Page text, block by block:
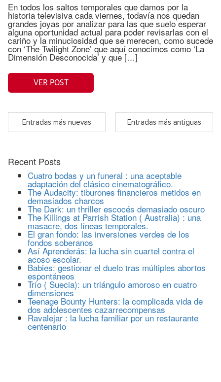
En todos los saltos temporales que damos por la
historia televisiva cada viernes, todavía nos quedan
grandes joyas por analizar para las que suelo esperar
alguna oportunidad actual para poder revisarlas con el
cariño y la minuciosidad que se merecen, como sucede
con ‘The Twilight Zone’ que aquí conocimos como ‘La
Dimensión Desconocida’ y que […]
VER POST
Entradas más nuevas Entradas más antiguas
Recent Posts
Cuatro bodas y un funeral : una aceptable
adaptación del clásico cinematográfico.
The Audacity: tiburones financieros metidos en
demasiados charcos
The Dark: un thriller escocés demasiado oscuro
The Killings at Parrish Station ( Australia) : una
masacre, dos líneas temporales.
El gran fondo: las inversiones verdes de los
fondos soberanos
Así Aprenderás: la lucha sin cuartel contra el
acoso escolar.
Babies: gestionar el duelo tras múltiples abortos
espontáneos
Trío ( Suecia): un triángulo amoroso en cuatro
dimensiones
Teenage Bounty Hunters: la complicada vida de
dos adolescentes cazarrecompensas
Ravalejar : la lucha familiar por un restaurante
centenario